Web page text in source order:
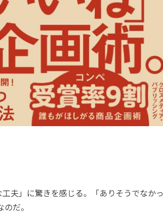
夫」に驚きを感じる。「ありそうでなかっ
だ。